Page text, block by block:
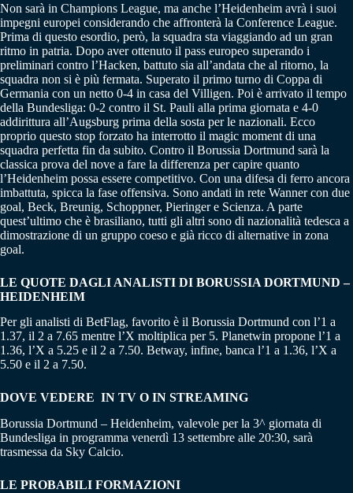
Non sarà in Champions League, ma anche l’Heidenheim avrà i suoi
impegni europei considerando che affronterà la Conference League.
Prima di questo esordio, però, la squadra sta viaggiando ad un gran
ritmo in patria. Dopo aver ottenuto il pass europeo superando i
preliminari contro l’Hacken, battuto sia all’andata che al ritorno, la
squadra non si è più fermata. Superato il primo turno di Coppa di
Germania con un netto 0-4 in casa del Villigen. Poi è arrivato il tempo
della Bundesliga: 0-2 contro il St. Pauli alla prima giornata e 4-0
addirittura all’Augsburg prima della sosta per le nazionali. Ecco
proprio questo stop forzato ha interrotto il magic moment di una
squadra perfetta fin da subito. Contro il Borussia Dortmund sarà la
classica prova del nove a fare la differenza per capire quanto
l’Heidenheim possa essere competitivo. Con una difesa di ferro ancora
imbattuta, spicca la fase offensiva. Sono andati in rete Wanner con due
goal, Beck, Breunig, Schoppner, Pieringer e Scienza. A parte
quest’ultimo che è brasiliano, tutti gli altri sono di nazionalità tedesca a
dimostrazione di un gruppo coeso e già ricco di alternative in zona
goal.
LE QUOTE DAGLI ANALISTI DI BORUSSIA DORTMUND –
HEIDENHEIM
Per gli analisti di BetFlag, favorito è il Borussia Dortmund con l’1 a
1.37, il 2 a 7.65 mentre l’X moltiplica per 5. Planetwin propone l’1 a
1.36, l’X a 5.25 e il 2 a 7.50. Betway, infine, banca l’1 a 1.36, l’X a
5.50 e il 2 a 7.50.
DOVE VEDERE IN TV O IN STREAMING
Borussia Dortmund – Heidenheim, valevole per la 3^ giornata di
Bundesliga in programma venerdì 13 settembre alle 20:30, sarà
trasmessa da Sky Calcio.
LE PROBABILI FORMAZIONI